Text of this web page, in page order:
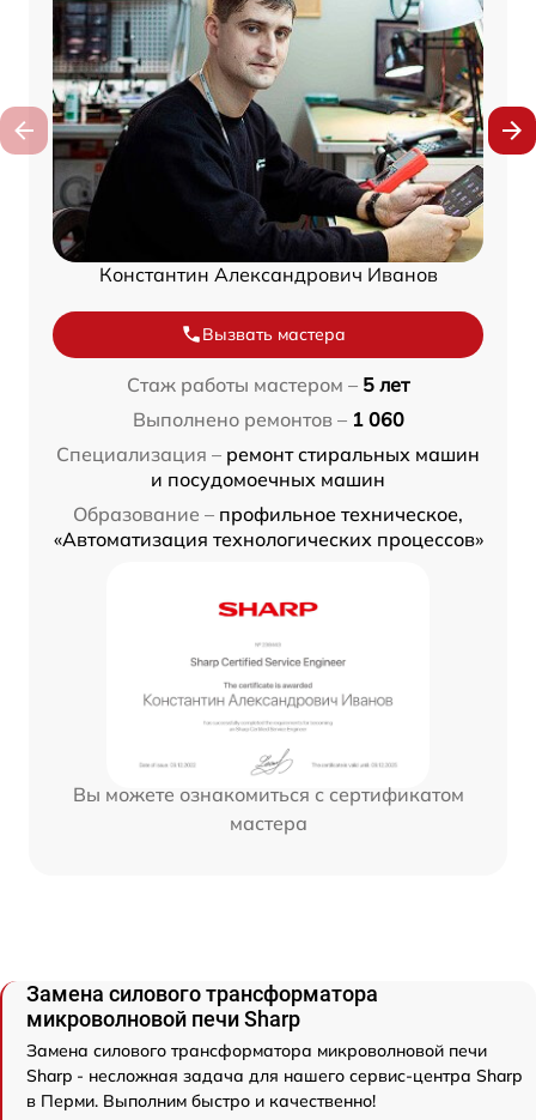
Константин Александрович Иванов
Вызвать мастера
Стаж работы мастером – 5 лет
Выполнено ремонтов – 1 060
Специализация – ремонт стиральных машин
и посудомоечных машин
Образование – профильное техническое,
«Автоматизация технологических процессов»
Вы можете ознакомиться с сертификатом
мастера
Замена силового трансформатора
микроволновой печи Sharp
Замена силового трансформатора микроволновой печи
Sharp - несложная задача для нашего сервис-центра Sharp
в Перми. Выполним быстро и качественно!